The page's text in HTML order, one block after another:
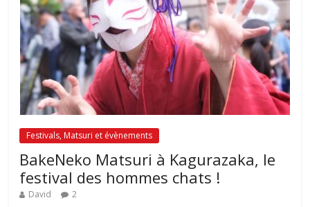
Festivals, Matsuri et évènements
BakeNeko Matsuri à Kagurazaka, le
festival des hommes chats !
David 2